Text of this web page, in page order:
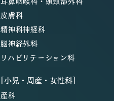
皮膚科
精神科神経科
脳神経外科
リハビリテーション科
[小児・周産・女性科]
産科